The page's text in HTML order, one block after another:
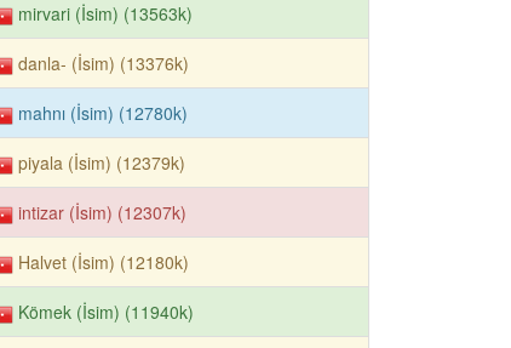
mirvari (İsim) (13563k)
danla- (İsim) (13376k)
mahnı (İsim) (12780k)
piyala (İsim) (12379k)
intizar (İsim) (12307k)
Halvet (İsim) (12180k)
Kömek (İsim) (11940k)